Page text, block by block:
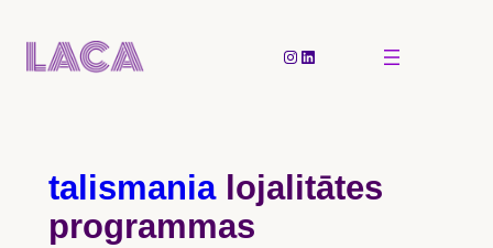
para
Instagram
LinkedIn
talismanialojalitātes
programmas